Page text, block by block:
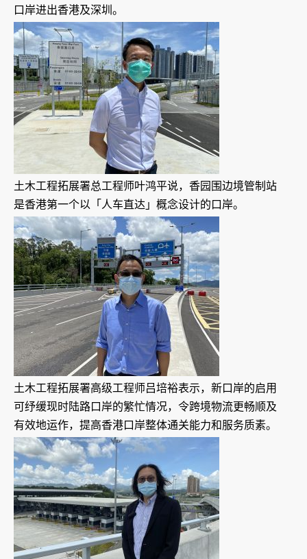
口岸进出香港及深圳。
土木工程拓展署总工程师叶鸿平说，香园围边境管制站
是香港第一个以「人车直达」概念设计的口岸。
土木工程拓展署高级工程师吕培裕表示，新口岸的启用
可纾缓现时陆路口岸的繁忙情况，令跨境物流更畅顺及
有效地运作，提高香港口岸整体通关能力和服务质素。